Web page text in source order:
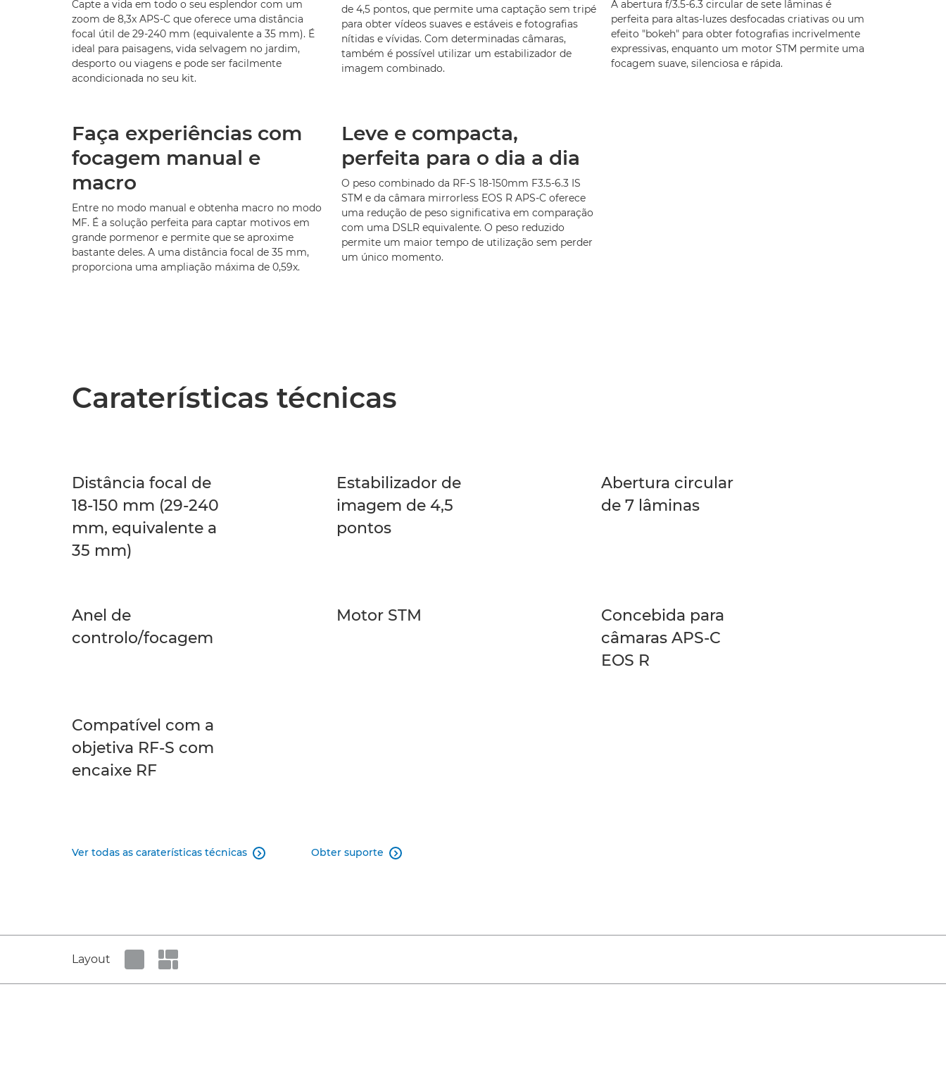
Capte a vida em todo o seu esplendor com um
zoom de 8,3x APS-C que oferece uma distância
focal útil de 29-240 mm (equivalente a 35 mm). É
ideal para paisagens, vida selvagem no jardim,
desporto ou viagens e pode ser facilmente
acondicionada no seu kit.
de 4,5 pontos, que permite uma captação sem tripé
para obter vídeos suaves e estáveis e fotografias
nítidas e vívidas. Com determinadas câmaras,
também é possível utilizar um estabilizador de
imagem combinado.
A abertura f/3.5-6.3 circular de sete lâminas é
perfeita para altas-luzes desfocadas criativas ou um
efeito "bokeh" para obter fotografias incrivelmente
expressivas, enquanto um motor STM permite uma
focagem suave, silenciosa e rápida.
Faça experiências com
focagem manual e
macro
Entre no modo manual e obtenha macro no modo
MF. É a solução perfeita para captar motivos em
grande pormenor e permite que se aproxime
bastante deles. A uma distância focal de 35 mm,
proporciona uma ampliação máxima de 0,59x.
Leve e compacta,
perfeita para o dia a dia
O peso combinado da RF-S 18-150mm F3.5-6.3 IS
STM e da câmara mirrorless EOS R APS-C oferece
uma redução de peso significativa em comparação
com uma DSLR equivalente. O peso reduzido
permite um maior tempo de utilização sem perder
um único momento.
Caraterísticas técnicas
Distância focal de
18-150 mm (29-240
mm, equivalente a
35 mm)
Estabilizador de
imagem de 4,5
pontos
Abertura circular
de 7 lâminas
Anel de
controlo/focagem
Motor STM
Concebida para
câmaras APS-C
EOS R
Compatível com a
objetiva RF-S com
encaixe RF
Ver todas as caraterísticas técnicas  Obter suporte 
Layout